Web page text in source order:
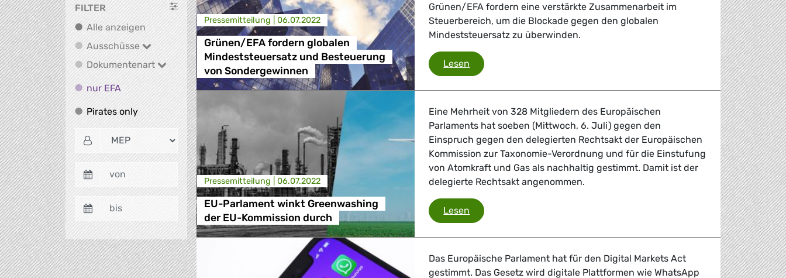
FILTER
Alle anzeigenAlle anzeigen
Ausschüsse
Ausschüsse
Dokumentenart
Dokumentenart
nur EFAnur EFA
Pirates onlyPirates only
Presse­mitteilung | 06.07.2022
Grünen/EFA fordern globalen
Mindeststeuersatz und Besteuerung
von Sondergewinnen
Grünen/EFA fordern eine verstärkte Zusammenarbeit im
Steuerbereich, um die Blockade gegen den globalen
Mindeststeuersatz zu überwinden.
Lesen Grünen/EFA fordern globalen Mindeststeuersatz und Besteuerung
Presse­mitteilung | 06.07.2022
EU-Parlament winkt Greenwashing
der EU-Kommission durch
Eine Mehrheit von 328 Mitgliedern des Europäischen
Parlaments hat soeben (Mittwoch, 6. Juli) gegen den
Einspruch gegen den delegierten Rechtsakt der Europäischen
Kommission zur Taxonomie-Verordnung und für die Einstufung
von Atomkraft und Gas als nachhaltig gestimmt. Damit ist der
delegierte Rechtsakt angenommen.
Lesen EU-Parlament winkt Greenwashing der EU-Kommission durch
Das Europäische Parlament hat für den Digital Markets Act
gestimmt. Das Gesetz wird digitale Plattformen wie WhatsApp